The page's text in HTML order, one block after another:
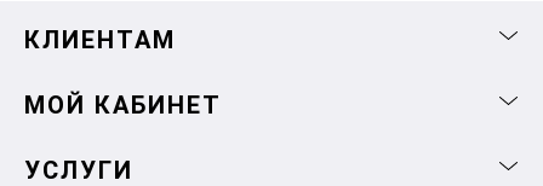
КЛИЕНТАМ
МОЙ КАБИНЕТ
УСЛУГИ